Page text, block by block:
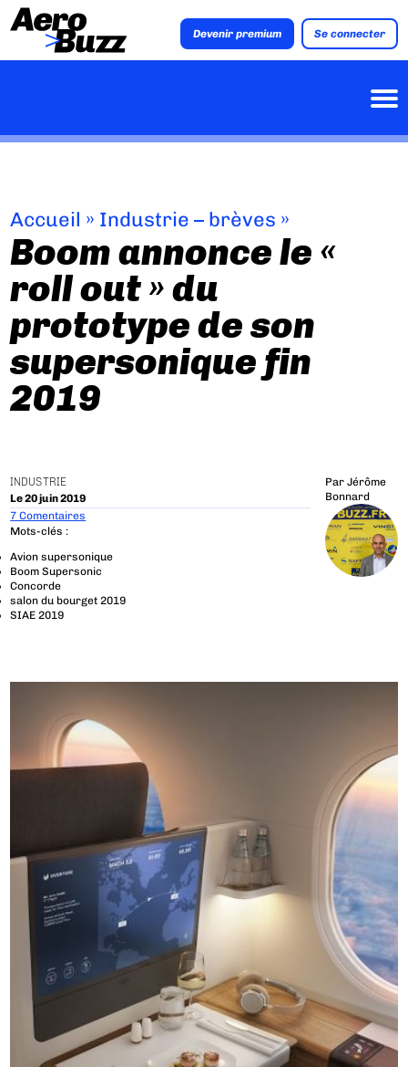
Devenir premium Se connecter
Accueil » Industrie – brèves »
Boom annonce le «
roll out » du
prototype de son
supersonique fin
2019
INDUSTRIE
Le 20 juin 2019
Par Jérôme
Bonnard
7 Comentaires
Mots-clés :
Avion supersonique
Boom Supersonic
Concorde
salon du bourget 2019
SIAE 2019